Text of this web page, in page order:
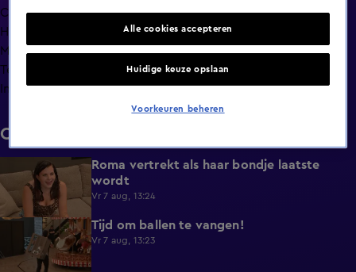
Clips
Hoe is het nu met?
Macdate met Nick Eshuis
Terugblik
Info
Clips
Roma vertrekt als haar bondje laatste
wordt
Vr 7 aug, 13:24
Tijd om ballen te vangen!
Vr 7 aug, 13:23
Alle cookies accepteren
Huidige keuze opslaan
Voorkeuren beheren